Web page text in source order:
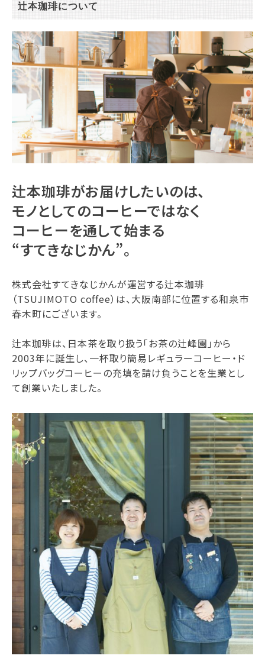
辻本珈琲について
辻本珈琲がお届けしたいのは、
モノとしてのコーヒーではなく
コーヒーを通して始まる
“すてきなじかん”。
株式会社すてきなじかんが運営する辻本珈琲
（TSUJIMOTO coffee）は、大阪南部に位置する和泉市
春木町にございます。
辻本珈琲は、日本茶を取り扱う「お茶の辻峰園」から
2003年に誕生し、一杯取り簡易レギュラーコーヒー・ド
リップバッグコーヒーの充填を請け負うことを生業とし
て創業いたしました。